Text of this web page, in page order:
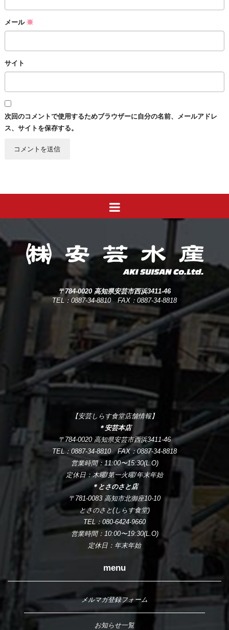
メール ※
サイト
次回のコメントで使用するためブラウザーに自分の名前、メールアドレ
ス、サイトを保存する。
〒784-0020 高知県安芸市西浜3411-46
TEL：0887-34-8810 FAX：0887-34-8818
【安芸しらす食堂店舗情報】
＊安芸本店
〒784-0020 高知県安芸市西浜3411-46
TEL：0887-34-8810 FAX：0887-34-8818
営業時間：11:00〜15:30(L.O)
定休日：木曜/第一火曜/年末年始
＊とさのさと店
〒781-0083 高知市北御座10-10
とさのさと(しらす食堂)
TEL：080-6424-9660
営業時間：10:00〜19:30(L.O)
定休日：年末年始
menu
メルマガ登録フォーム
お知らせ一覧